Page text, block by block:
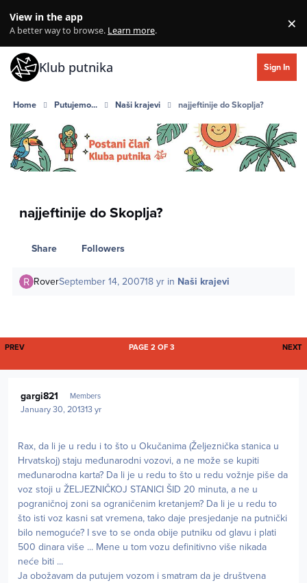
View in the app
A better way to browse. Learn more. ×
Klub putnika Sign In
Home Putujemo... Naši krajevi najjeftinije do Skoplja?
najjeftinije do Skoplja?
Share Followers
RoverSeptember 14, 200718 yr in Naši krajevi
FIRST PAGE
PREV NEXT
PAGE 2 OF 3
gargi821 Members
January 30, 201313 yr
Rax, da li je u redu i to što u Okučanima (Željeznička stanica u
Hrvatskoj) staju međunarodni vozovi, a ne može se kupiti
međunarodna karta? Da li je u redu to što u redu vožnje piše da
voz stoji u ŽELJEZNIČKOJ STANICI ŠID 20 minuta, a ne u
pograničnoj zoni sa ograničenim kretanjem? Da li je u redu to
što isti voz kasni sat vremena, tako daje presjedanje na putnički
bilo nemoguće? I sve to se onda obije putniku od glavu i plati
500 dinara više ... Mene u tom vozu definitivno više nikada
neće biti ...
Ja obožavam da putujem vozom i smatram da je društvena